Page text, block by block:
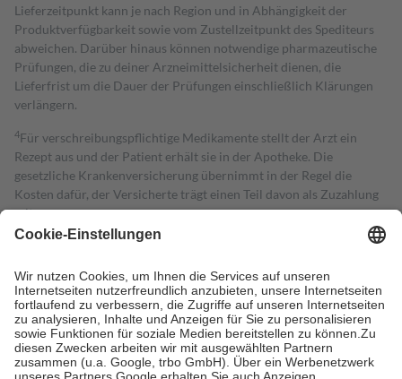
Lieferzeitpunkt kann je nach Region und in Abhängigkeit der
Produktverfügbarkeit sowie vom Zustellzeitpunkt des Spediteurs
abweichen. Darüber hinaus können notwendige pharmazeutische
Prüfungen, die zu deiner Arzneimittelsicherheit dienen, die
Lieferfrist um die Dauer der Prüfungen einschließlich Klärungen
verlängern.
4Für verschreibungspflichtige Medikamente stellt der Arzt ein
Rezept aus und der Patient erhält sie in der Apotheke. Die
gesetzliche Krankenversicherung übernimmt in der Regel die
Kosten dafür, der Versicherte trägt einen Teil davon als Zuzahlung
mit.
Grundsätzlich leisten Mitglieder Zuzahlungen in Höhe von zehn
höchstens zehn Euro.
Es sind jedoch nie mehr als die tatsächlichen
Kosten der Leistung zu entrichten.
Diese Regeln gelten grundsätzlich auch für Online-Apotheken.
Bei Heilmitteln und häuslicher Krankenpflege beträgt die
Zuzahlung zehn Prozent der Kosten sowie zehn Euro je
Verordnung.